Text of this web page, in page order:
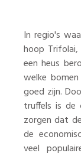
In regio's
hoop Trifolai,
een heus
welke
goed zijn.
truffels is de
zorgen dat
de
veel